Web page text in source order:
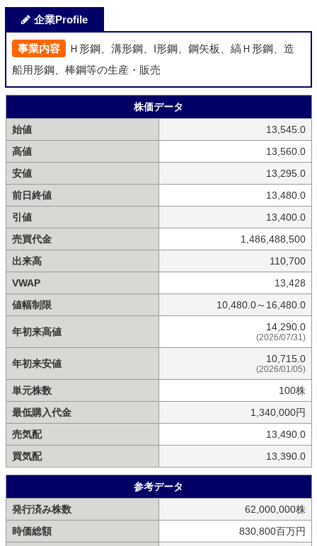
企業Profile
事業内容
Ｈ形鋼、溝形鋼、I形鋼、鋼矢板、縞Ｈ形鋼、造
船用形鋼、棒鋼等の生産・販売
株価データ
始値
13,545.0
高値
13,560.0
安値
13,295.0
前日終値
13,480.0
引値
13,400.0
売買代金
1,486,488,500
出来高
110,700
VWAP
13,428
値幅制限
10,480.0～16,480.0
年初来高値 14,290.0
(2026/07/31)
年初来安値 10,715.0
(2026/01/05)
単元株数
100株
最低購入代金
1,340,000円
売気配
13,490.0
買気配
13,390.0
参考データ
発行済み株数
62,000,000株
時価総額
830,800百万円